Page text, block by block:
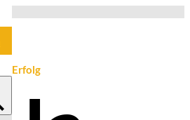
Erfolg